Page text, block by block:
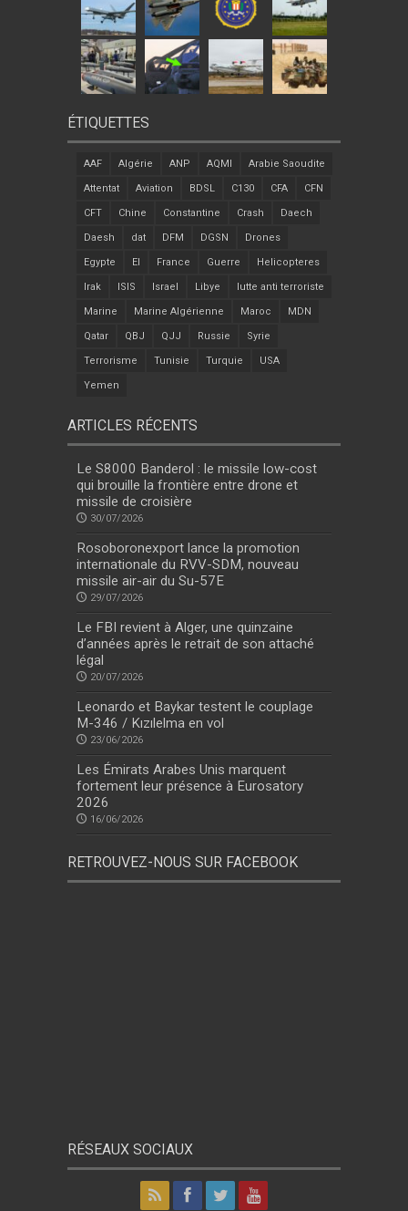
ÉTIQUETTES
AAF Algérie ANP AQMI Arabie Saoudite
Attentat Aviation BDSL C130 CFA CFN
CFT Chine Constantine Crash Daech
Daesh dat DFM DGSN Drones
Egypte EI France Guerre Helicopteres
Irak ISIS Israel Libye lutte anti terroriste
Marine Marine Algérienne Maroc MDN
Qatar QBJ QJJ Russie Syrie
Terrorisme Tunisie Turquie USA
Yemen
ARTICLES RÉCENTS
Le S8000 Banderol : le missile low-cost
qui brouille la frontière entre drone et
missile de croisière
30/07/2026
Rosoboronexport lance la promotion
internationale du RVV-SDM, nouveau
missile air-air du Su-57E
29/07/2026
Le FBI revient à Alger, une quinzaine
d’années après le retrait de son attaché
légal
20/07/2026
Leonardo et Baykar testent le couplage
M-346 / Kızılelma en vol
23/06/2026
Les Émirats Arabes Unis marquent
fortement leur présence à Eurosatory
2026
16/06/2026
RETROUVEZ-NOUS SUR FACEBOOK
RÉSEAUX SOCIAUX